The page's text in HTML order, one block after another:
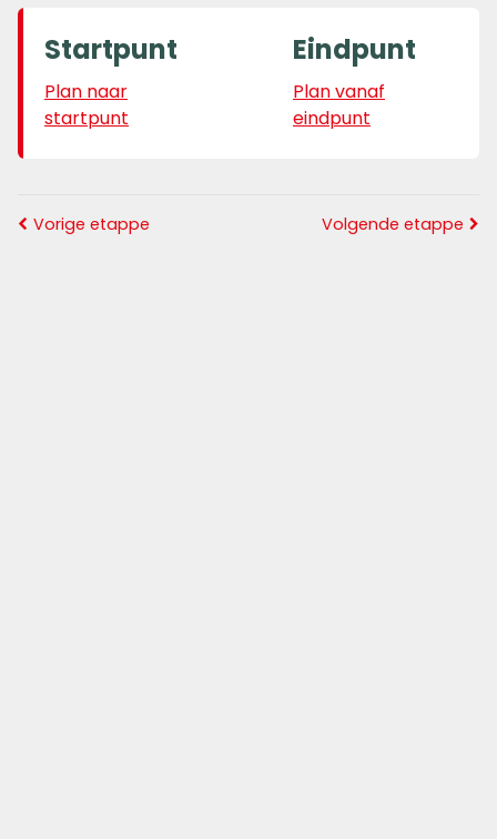
Startpunt
Plan naar
startpunt
Eindpunt
Plan vanaf
eindpunt
Vorige etappe Volgende etappe